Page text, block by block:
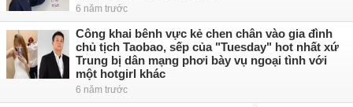
6 năm trước
Công khai bênh vực kẻ chen chân vào gia đình
chủ tịch Taobao, sếp của "Tuesday" hot nhất xứ
Trung bị dân mạng phơi bày vụ ngoại tình với
một hotgirl khác
6 năm trước